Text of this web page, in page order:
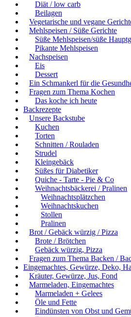
Diät / low carb
Beilagen
Vegetarische und vegane
Mehlspeisen / Süße Gerichte
Süße Mehlspeisen/süße
Pikante Mehlspeisen
Nachspeisen
Eis
Dessert
Ein Schmankerl für die
Fragen zum Thema Kochen
Das koche ich heute
Backrezepte
Unsere Backstube
Kuchen
Torten
Schnitten / Rouladen
Strudel
Kleingebäck
Süßes für Diabetiker
Quiche - Tarte - Pie & Co
Weihnachtsbäckerei / Pralinen
Weihnachtsplätzchen
Weihnachtskuchen
Stollen
Pralinen
Brot / Gebäck würzig / Pizza
Brote / Brötchen
Gebäck würzig, Pizza
Fragen zum Thema Backen /
Eingemachtes, Gewürze, Deko,
Kräuter, Gewürze, Jus, Fond
Marmeladen, Eingemachtes
Marmeladen + Gelees
Öle und Fette
Eindünsten von Obst und